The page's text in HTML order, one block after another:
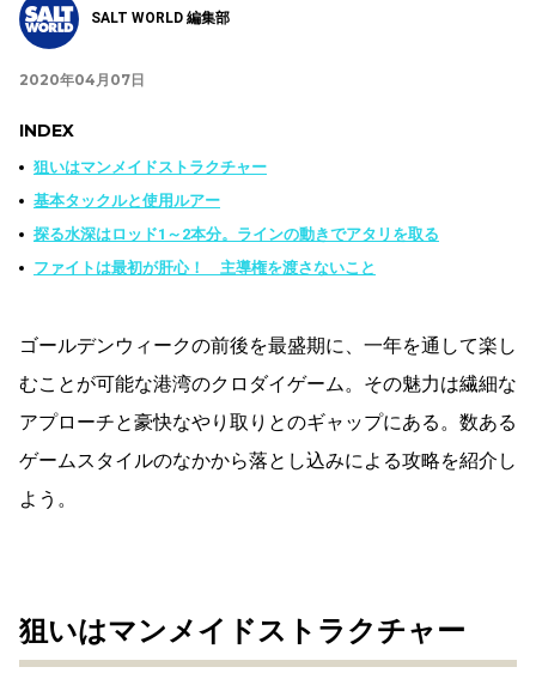
SALT WORLD 編集部
2020年04月07日
INDEX
狙いはマンメイドストラクチャー
基本タックルと使用ルアー
探る水深はロッド1～2本分。ラインの動きでアタリを取る
ファイトは最初が肝心！ 主導権を渡さないこと
ゴールデンウィークの前後を最盛期に、一年を通して楽し
むことが可能な港湾のクロダイゲーム。その魅力は繊細な
アプローチと豪快なやり取りとのギャップにある。数ある
ゲームスタイルのなかから落とし込みによる攻略を紹介し
よう。
狙いはマンメイドストラクチャー